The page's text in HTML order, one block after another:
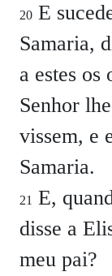
20 E
Samaria,
a estes os
Senhor
vissem, e
Samaria.
21 E,
disse a
meu pai?